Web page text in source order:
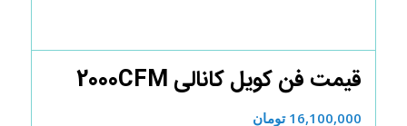
قیمت فن کویل کانالی 2000CFM
16,100,000 تومان